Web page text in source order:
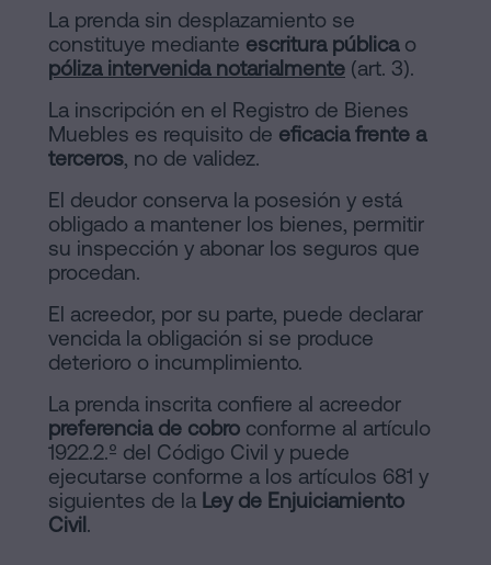
La prenda sin desplazamiento se
constituye mediante escritura públicao
póliza intervenida notarialmente (art. 3).
La inscripción en el Registro de Bienes
Muebles es requisito de eficacia frente a
terceros, no de validez.
El deudor conserva la posesión y está
obligado a mantener los bienes, permitir
su inspección y abonar los seguros que
procedan.
El acreedor, por su parte, puede declarar
vencida la obligación si se produce
deterioro o incumplimiento.
La prenda inscrita confiere al acreedor
preferencia de cobro conforme al artículo
1922.2.º del Código Civil y puede
ejecutarse conforme a los artículos 681 y
siguientes de la Ley de Enjuiciamiento
Civil.